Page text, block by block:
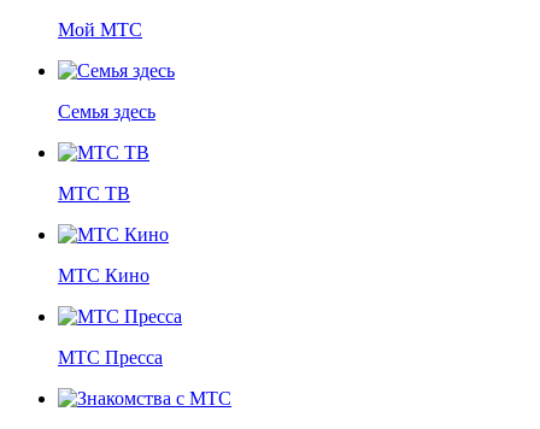
Мой МТС
Семья здесь
МТС ТВ
МТС Кино
МТС Пресса